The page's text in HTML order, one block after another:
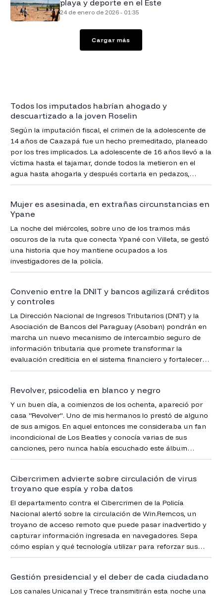
playa y deporte en el Este
24 de enero de 2026 - 01:35
Cargar más
Todos los imputados habrían ahogado y
descuartizado a la joven Roselin
Según la imputación fiscal, el crimen de la adolescente de
14 años de Caazapá fue un hecho premeditado, planeado
por los tres implicados. La adolescente de 16 años llevó a la
víctima hasta el tajamar, donde todos la metieron en el
agua hasta ahogarla y después cortarla en pedazos,
ponerla en un cartón para su posterior entierro en fosa
Mujer es asesinada, en extrañas circunstancias en
Ypane
La noche del miércoles, sobre uno de los tramos más
oscuros de la ruta que conecta Ypané con Villeta, se gestó
una historia que hoy mantiene ocupados a los
investigadores de la policía.
Convenio entre la DNIT y bancos agilizará créditos
y controles
La Dirección Nacional de Ingresos Tributarios (DNIT) y la
Asociación de Bancos del Paraguay (Asoban) pondrán en
marcha un nuevo mecanismo de intercambio seguro de
información tributaria que promete transformar la
evaluación crediticia en el sistema financiero y fortalecer
los controles fiscales mediante procesos completamente
Revolver, psicodelia en blanco y negro
Y un buen día, a comienzos de los ochenta, apareció por
casa “Revolver”. Uno de mis hermanos lo prestó de alguno
de sus amigos. En aquel entonces me consideraba un fan
incondicional de Los Beatles y conocía varias de sus
canciones, pero nunca había escuchado este álbum
completo. Fue una experiencia transformadora.
Cibercrimen advierte sobre circulación de virus
troyano que espía y roba datos
El departamento contra el Cibercrimen de la Policía
Nacional alertó sobre la circulación de Win.Remcos, un
troyano de acceso remoto que puede pasar inadvertido y
capturar información ingresada en navegadores. Sepa
cómo espían y qué tecnología utilizar para reforzar sus
defensas.
Gestión presidencial y el deber de cada ciudadano
Los canales Unicanal y Trece transmitirán esta noche una